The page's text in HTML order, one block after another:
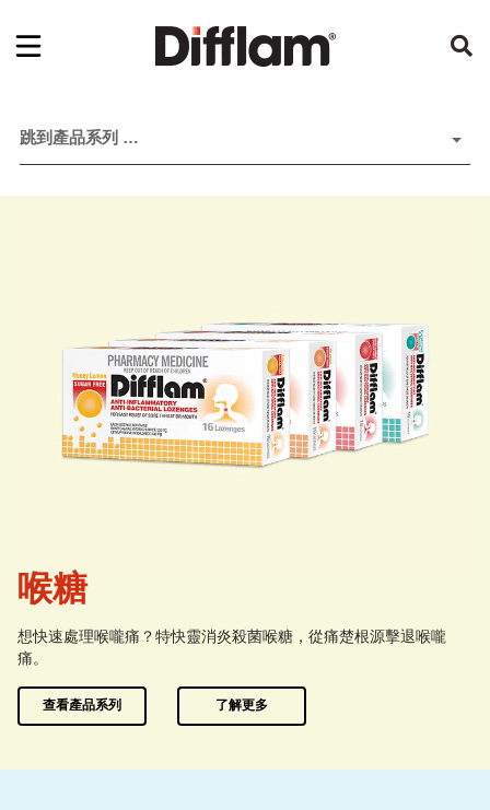
跳到產品系列 …
喉糖
想快速處理喉嚨痛？特快靈消炎殺菌喉糖，從痛楚根源擊退喉嚨
痛。
查看產品系列 了解更多